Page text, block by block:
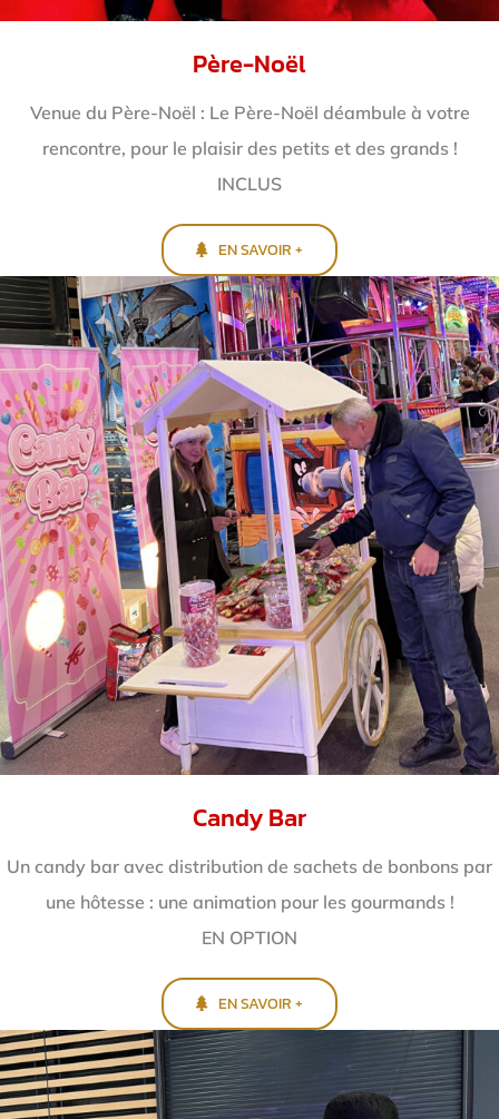
Père-Noël
Venue du Père-Noël : Le Père-Noël déambule à votre
rencontre, pour le plaisir des petits et des grands !
INCLUS
EN SAVOIR +
Candy Bar
Un candy bar avec distribution de sachets de bonbons par
une hôtesse : une animation pour les gourmands !
EN OPTION
EN SAVOIR +